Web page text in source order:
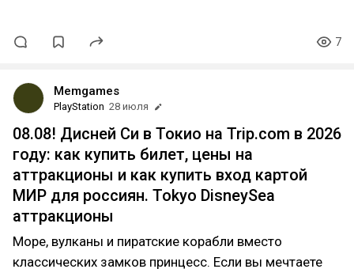
7
Memgames
PlayStation 28 июля
08.08! Дисней Си в Токио на Trip.com в 2026
году: как купить билет, цены на
аттракционы и как купить вход картой
МИР для россиян. Tokyo DisneySea
аттракционы
Море, вулканы и пиратские корабли вместо
классических замков принцесс. Если вы мечтаете